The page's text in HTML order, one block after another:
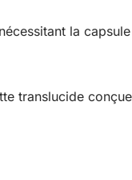
la
translucide